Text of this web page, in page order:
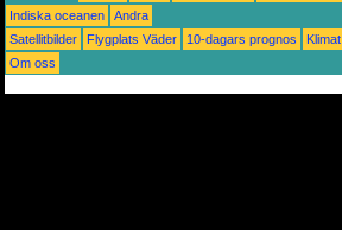
Indiska oceanen
Andra
Satellitbilder
Flygplats Väder 10-dagars prognos Klimat
Om oss